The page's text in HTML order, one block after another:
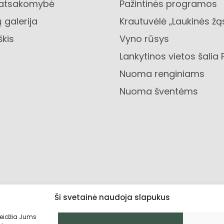
Ši svetainė naudoja slapukus
Jums
galerija
Pažintinės programos
Krautuvėlė „Laukinės
Vyno rūsys
Lankytinos vietos šalia
Nuoma renginiams
Nuoma šventėms